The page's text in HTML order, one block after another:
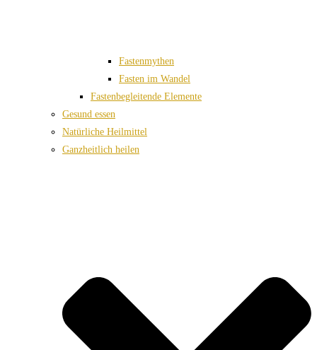
Fastenmythen
Fasten im Wandel
Fastenbegleitende Elemente
Gesund essen
Natürliche Heilmittel
Ganzheitlich heilen